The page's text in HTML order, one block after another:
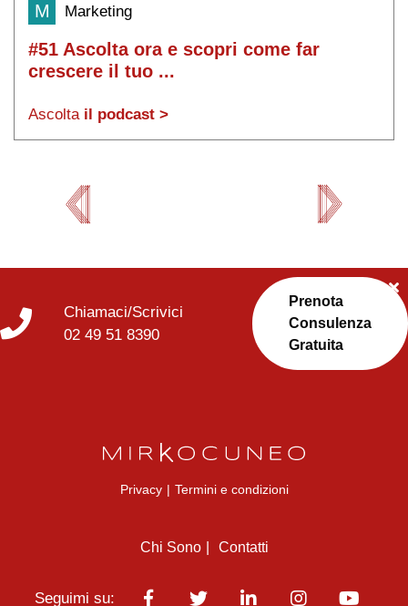
M Marketing
#51 Ascolta ora e scopri come far
crescere il tuo ...
Ascolta il podcast >
Chiamaci/Scrivici
02 49 51 8390
Prenota
Consulenza
Gratuita
Privacy | Termini e condizioni
Chi Sono Contatti
Seguimi su: